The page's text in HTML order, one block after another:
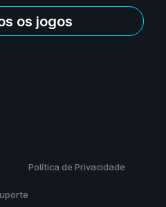
os jogos
Política de Privacidade